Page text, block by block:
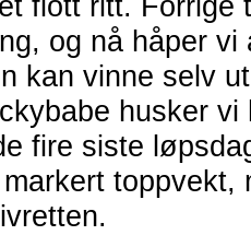
og nå håper vi
kan vinne selv
husker vi
fire siste
toppvekt,